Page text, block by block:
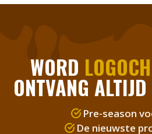
WORD
ONTVANG
Pre-season
De nieuwste